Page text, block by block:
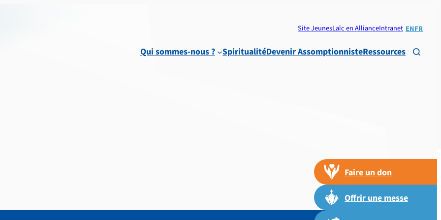
Site JeunesLaïc en AllianceIntranet ENFR
Qui sommes-nous ? SpiritualitéDevenir AssomptionnisteRessources 
Faire un don
Offrir une messe